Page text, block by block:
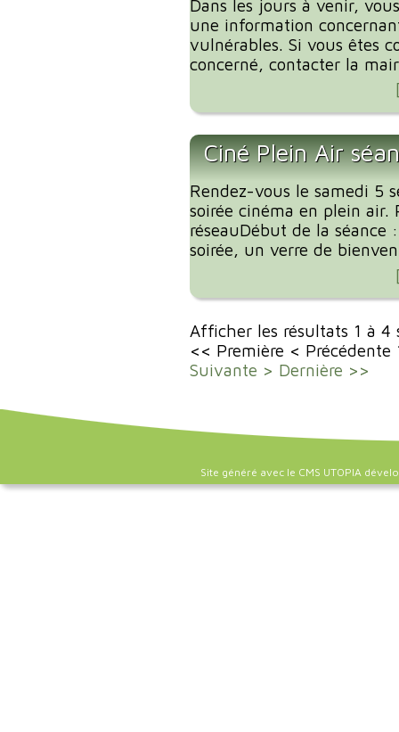
Dans les jours à venir,
une information
vulnérables. Si vous êtes
concerné, contacter la
Ciné Plein Air
Rendez-vous le samedi 5
soirée cinéma en plein
réseauDébut de la
soirée, un verre de
Afficher les résultats 1 à
<< Première < Précédente
Suivante > Dernière >>
Site généré avec le CMS UTOPIA